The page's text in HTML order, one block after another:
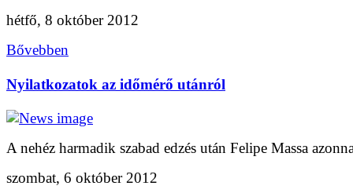
hétfő, 8 október 2012
Bővebben
Nyilatkozatok az időmérő utánról
A nehéz harmadik szabad edzés után Felipe Massa
szombat, 6 október 2012